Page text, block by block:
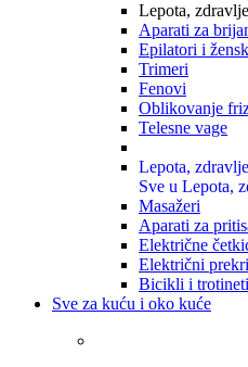
Lepota,
Aparati za
Epilatori i
Trimeri
Fenovi
Oblikovanje
Telesne vage
Lepota,
Sve u Lepota,
Masažeri
Aparati za
Električne
Električni
Bicikli i trotineti
Sve za kuću i oko kuće